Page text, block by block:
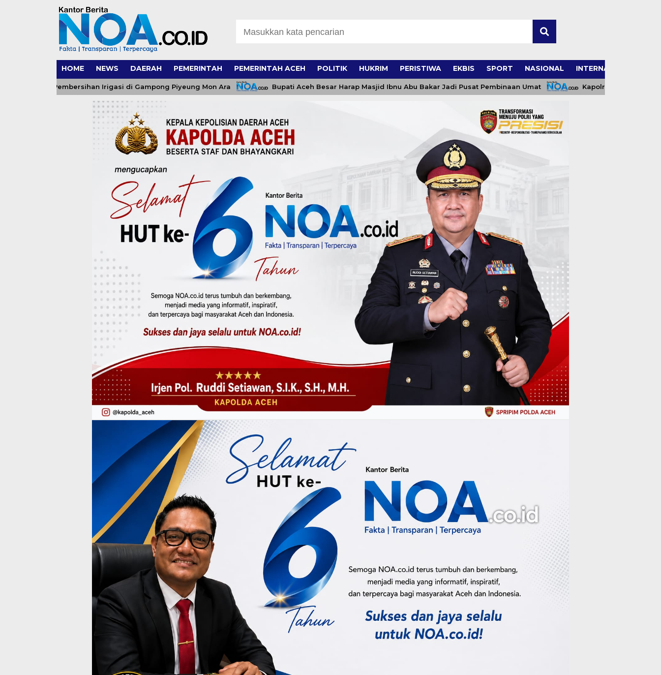
HOME NEWS DAERAH PEMERINTAH PEMERINTAH ACEH POLITIK HUKRIM PERISTIWA EKBIS SPORT NASIONAL INTERNASIONAL
Pembersihan Irigasi di Gampong Piyeung Mon Ara Bupati Aceh Besar Harap Masjid Ibnu Abu Bakar Jadi Pusat Pembinaan Umat Kapolresta Banda Aceh dan